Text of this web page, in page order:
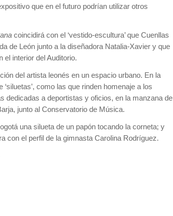
que en el futuro podrían utilizar otros
coincidirá con el ‘vestido-escultura’ que Cuenllas
de León junto a la diseñadora Natalia-Xavier y que
el interior del Auditorio.
del artista leonés en un espacio urbano. En la
como las que rinden homenaje a los
dedicadas a deportistas y oficios, en la manzana de
junto al Conservatorio de Música.
una silueta de un papón tocando la corneta; y
con el perfil de la gimnasta Carolina Rodríguez.